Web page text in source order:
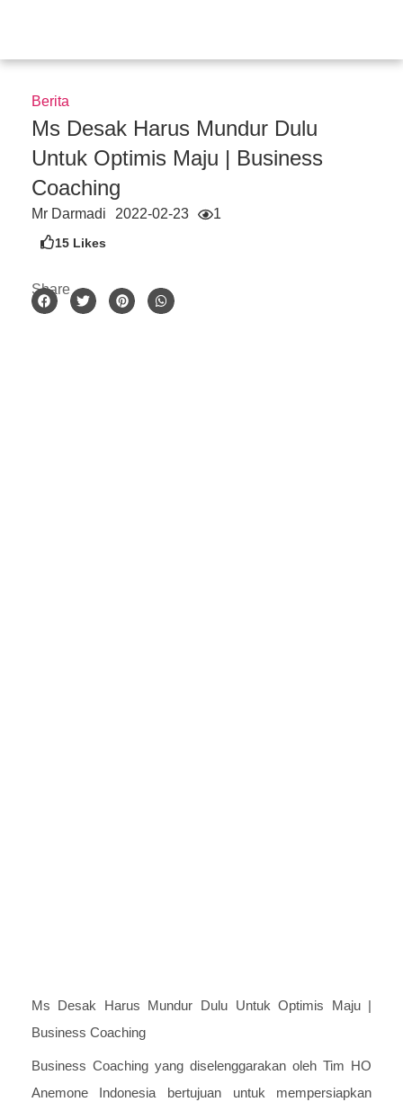
content
Berita
Ms Desak Harus Mundur Dulu
Untuk Optimis Maju | Business
Coaching
Mr Darmadi 2022-02-23 1
15Likes
Share
Ms Desak Harus Mundur Dulu Untuk Optimis Maju |
Business Coaching
Business Coaching yang diselenggarakan oleh Tim HO
Anemone Indonesia bertujuan untuk mempersiapkan